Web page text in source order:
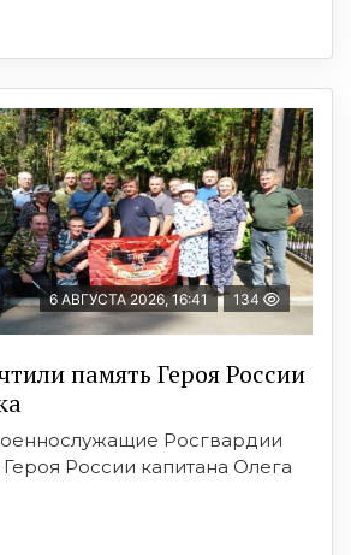
6 АВГУСТА 2026, 16:41 134
память Героя России
Росгвардии
России капитана Олега